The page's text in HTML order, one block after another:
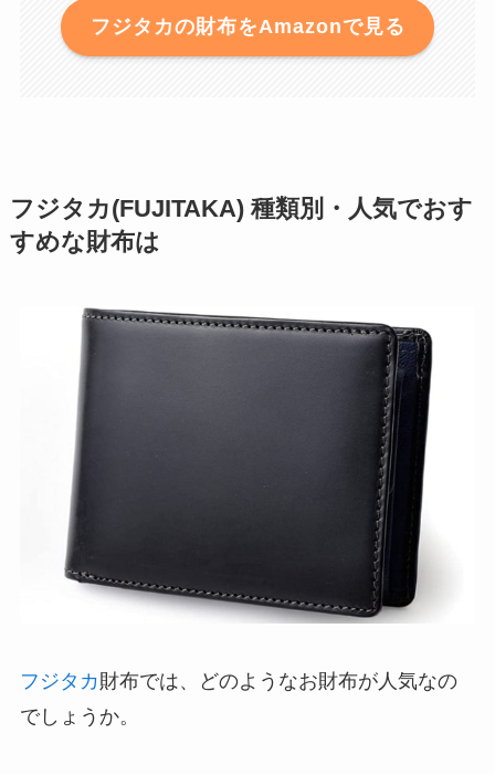
フジタカの財布をAmazonで見る
フジタカ(FUJITAKA) 種類別・人気でおす
すめな財布は
フジタカ財布では、どのようなお財布が人気なの
でしょうか。